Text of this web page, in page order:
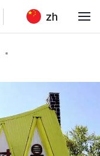
zh